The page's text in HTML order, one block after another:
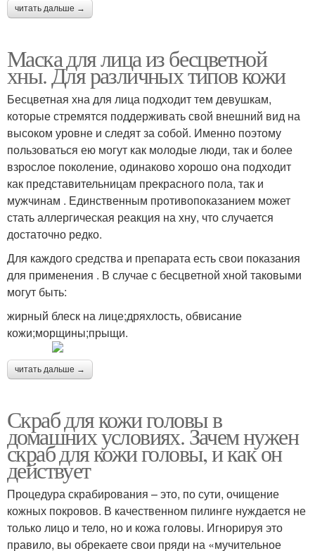
читать дальше →
Маска для лица из бесцветной
хны. Для различных типов кожи
Бесцветная хна для лица подходит тем девушкам,
которые стремятся поддерживать свой внешний вид на
высоком уровне и следят за собой. Именно поэтому
пользоваться ею могут как молодые люди, так и более
взрослое поколение, одинаково хорошо она подходит
как представительницам прекрасного пола, так и
мужчинам . Единственным противопоказанием может
стать аллергическая реакция на хну, что случается
достаточно редко.
Для каждого средства и препарата есть свои показания
для применения . В случае с бесцветной хной таковыми
могут быть:
жирный блеск на лице;дряхлость, обвисание
кожи;морщины;прыщи.
читать дальше →
Скраб для кожи головы в
домашних условиях. Зачем нужен
скраб для кожи головы, и как он
действует
Процедура скрабирования – это, по сути, очищение
кожных покровов. В качественном пилинге нуждается не
только лицо и тело, но и кожа головы. Игнорируя это
правило, вы обрекаете свои пряди на «мучительное